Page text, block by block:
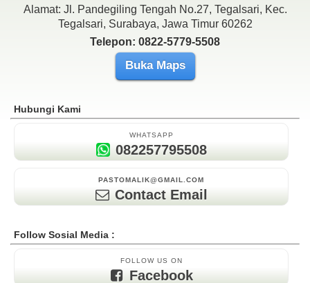
Alamat: Jl. Pandegiling Tengah No.27, Tegalsari, Kec.
Tegalsari, Surabaya, Jawa Timur 60262
Telepon: 0822-5779-5508
Buka Maps
Hubungi Kami
WHATSAPP
082257795508
PASTOMALIK@GMAIL.COM
Contact Email
Follow Sosial Media :
FOLLOW US ON
Facebook